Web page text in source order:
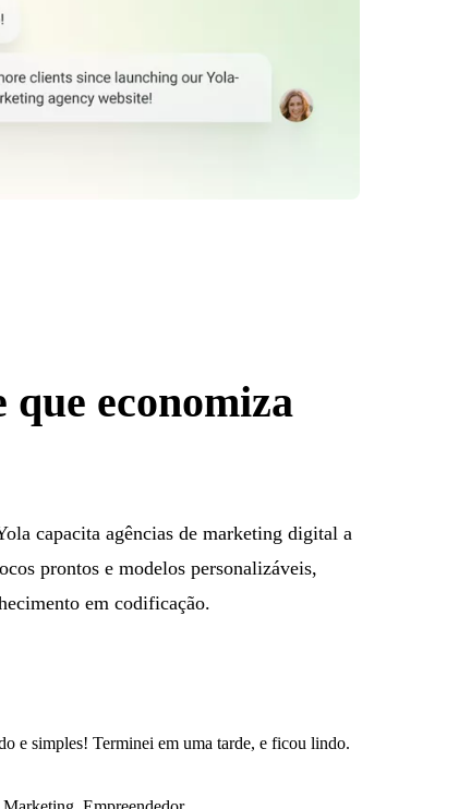
que economiza
capacita agências de marketing digital a
prontos e modelos personalizáveis,
em codificação.
e simples! Terminei em uma tarde, e ficou lindo.